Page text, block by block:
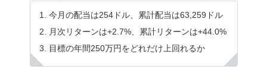
今月の配当は254ドル、累計配当は63,259ドル
月次リターンは+2.7%、累計リターンは+44.0%
目標の年間250万円をどれだけ上回れるか